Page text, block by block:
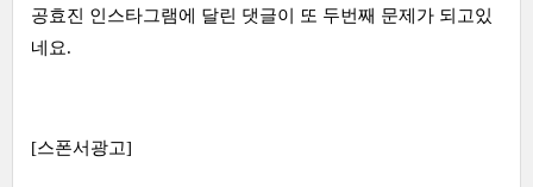
공효진 인스타그램에 달린 댓글이 또 두번째 문제가 되고있
네요.
[스폰서광고]